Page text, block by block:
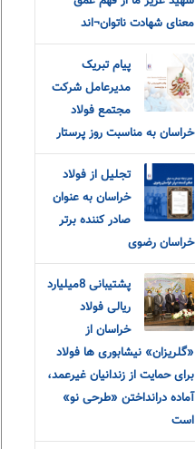
معنای شهادت ناتوان¬اند
پیام تبریک
مدیرعامل شرکت
مجتمع فولاد
خراسان به مناسبت روز پرستار
تجلیل از فولاد
خراسان به عنوان
صادر کننده برتر
خراسان رضوی
پشتیبانی 8میلیارد
ریالی فولاد
خراسان از
«گلریزان» نیشابوری ها فولاد
برای حمایت از زندانیان غیرعمد،
آماده درانداختن «طرحی نو»
است